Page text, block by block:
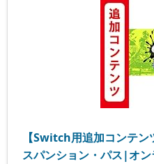
【Switch用追加コンテ
スパンション・パス|オ